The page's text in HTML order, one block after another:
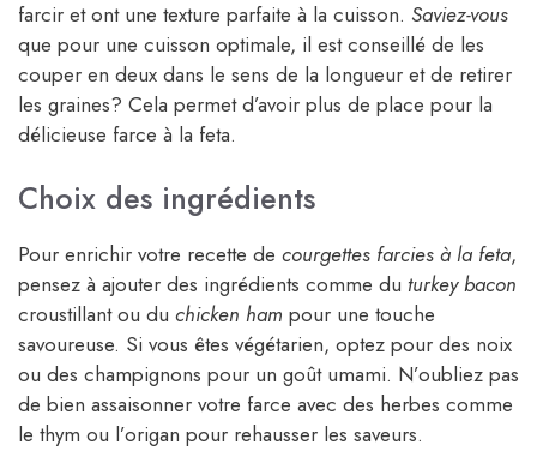
farcir et ont une texture parfaite à la cuisson. Saviez-vous
que pour une cuisson optimale, il est conseillé de les
couper en deux dans le sens de la longueur et de retirer
les graines? Cela permet d’avoir plus de place pour la
délicieuse farce à la feta.
Choix des ingrédients
Pour enrichir votre recette de courgettes farcies à la feta,
pensez à ajouter des ingrédients comme du turkey bacon
croustillant ou du chicken ham pour une touche
savoureuse. Si vous êtes végétarien, optez pour des noix
ou des champignons pour un goût umami. N’oubliez pas
de bien assaisonner votre farce avec des herbes comme
le thym ou l’origan pour rehausser les saveurs.